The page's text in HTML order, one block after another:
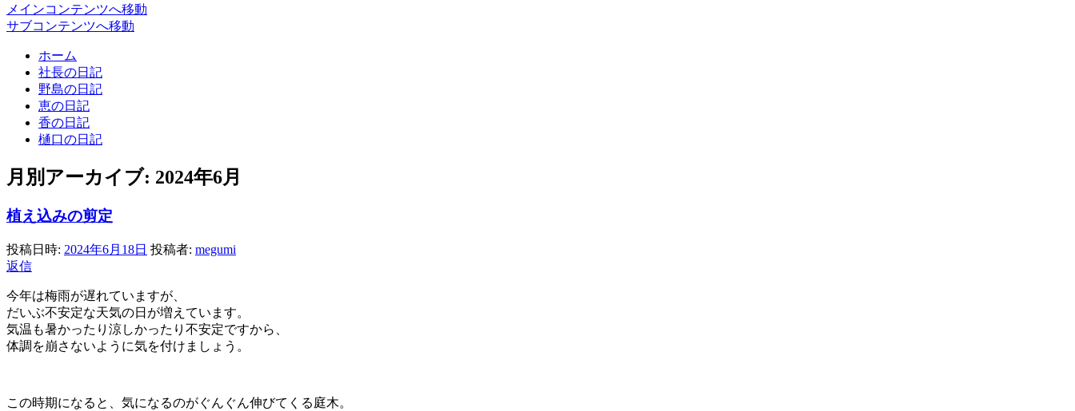
メインコンテンツへ移動
サブコンテンツへ移動
ホーム
社長の日記
野島の日記
恵の日記
香の日記
樋口の日記
月別アーカイブ: 2024年6月
植え込みの剪定
投稿日時: 2024年6月18日 投稿者: megumi
返信
今年は梅雨が遅れていますが、
だいぶ不安定な天気の日が増えています。
気温も暑かったり涼しかったり不安定ですから、
体調を崩さないように気を付けましょう。
この時期になると、気になるのがぐんぐん伸びてくる庭木。